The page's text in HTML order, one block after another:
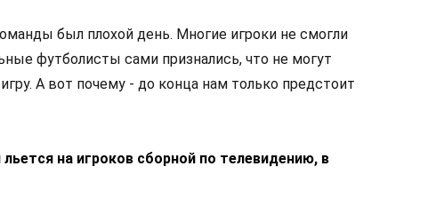
был плохой день. Многие игроки не смогли
футболисты сами признались, что не могут
А вот почему - до конца нам только предстоит
на игроков сборной по телевидению, в